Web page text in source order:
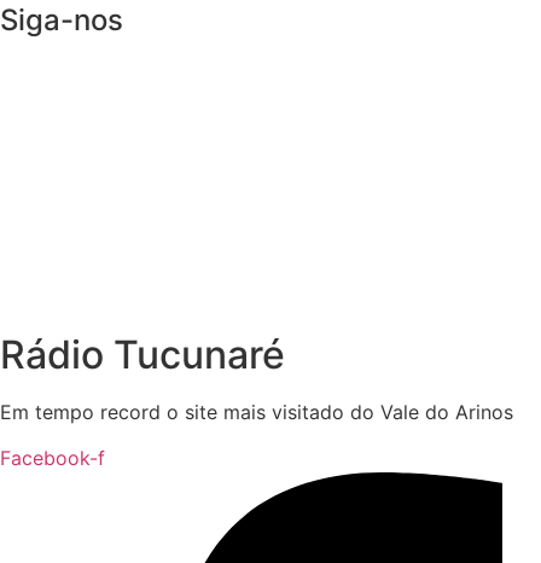
Siga-nos
Rádio Tucunaré
Em tempo record o site mais visitado do Vale do Arinos
Facebook-f